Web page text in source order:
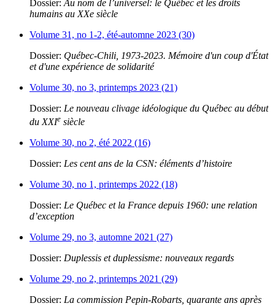
Dossier: Au nom de l’universel: le Québec et les droits
humains au XXe siècle
Volume 31, no 1-2, été-automne 2023 (30)
Dossier: Québec-Chili, 1973-2023. Mémoire d'un coup d'État
et d'une expérience de solidarité
Volume 30, no 3, printemps 2023 (21)
Dossier: Le nouveau clivage idéologique du Québec au début
du XXIe siècle
Volume 30, no 2, été 2022 (16)
Dossier: Les cent ans de la CSN: éléments d’histoire
Volume 30, no 1, printemps 2022 (18)
Dossier: Le Québec et la France depuis 1960: une relation
d’exception
Volume 29, no 3, automne 2021 (27)
Dossier: Duplessis et duplessisme: nouveaux regards
Volume 29, no 2, printemps 2021 (29)
Dossier: La commission Pepin-Robarts, quarante ans après